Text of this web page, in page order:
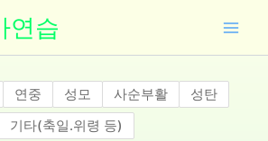
연습
연중 성모 사순부활
성탄
기타(축일.위령 등)